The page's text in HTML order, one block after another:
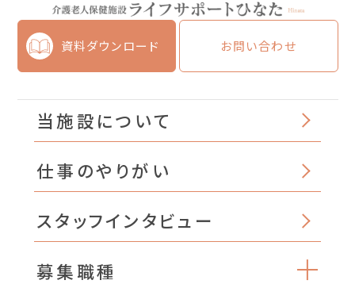
資料ダウンロード お問い合わせ
当施設について
仕事のやりがい
スタッフインタビュー
募集職種